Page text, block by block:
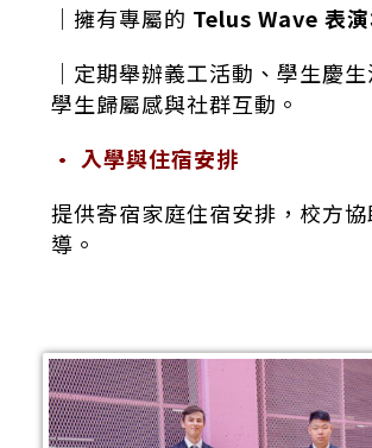
｜擁有專屬的 Telus Wave 表
｜定期舉辦義工活動、學生慶
學生歸屬感與社群互動。
• 入學與住宿安排
提供寄宿家庭住宿安排，校方
導。